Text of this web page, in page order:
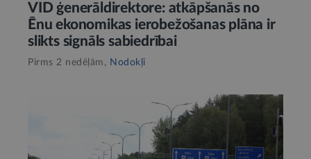
VID ģenerāldirektore: atkāpšanās no
Ēnu ekonomikas ierobežošanas plāna ir
slikts signāls sabiedrībai
Pirms 2 nedēļām, Nodokļi